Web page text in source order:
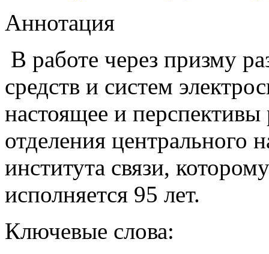
Аннотация
В работе через призму
средств и систем
настоящее и перспективы
отделения центрального
института связи,
исполняется 95 лет.
Ключевые слова: